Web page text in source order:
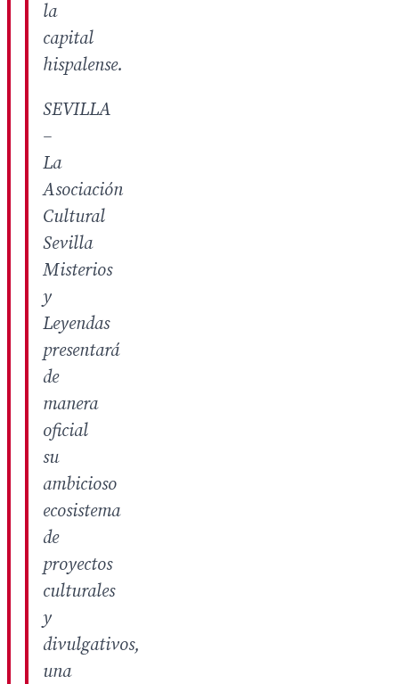
la
capital
hispalense.
SEVILLA
–
La
Asociación
Cultural
Sevilla
Misterios
y
Leyendas
presentará
de
manera
oficial
su
ambicioso
ecosistema
de
proyectos
culturales
y
divulgativos,
una